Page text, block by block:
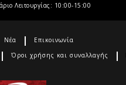
Λειτουργίας: 10:00-15:00
Νέα
Επικοινωνία
Όροι χρήσης και συναλλαγής